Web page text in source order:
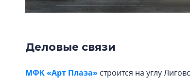
Деловые связи
МФК «Арт Плаза» строится на углу